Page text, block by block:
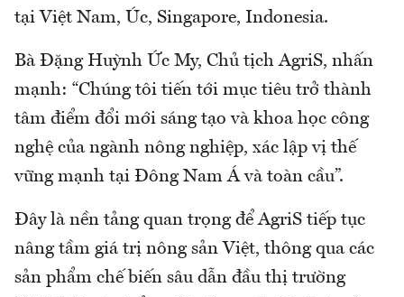
tại Việt Nam, Úc, Singapore, Indonesia.
Bà Đặng Huỳnh Ức My, Chủ tịch AgriS, nhấn
mạnh: “Chúng tôi tiến tới mục tiêu trở thành
tâm điểm đổi mới sáng tạo và khoa học công
nghệ của ngành nông nghiệp, xác lập vị thế
vững mạnh tại Đông Nam Á và toàn cầu”.
Đây là nền tảng quan trọng để AgriS tiếp tục
nâng tầm giá trị nông sản Việt, thông qua các
sản phẩm chế biến sâu dẫn đầu thị trường